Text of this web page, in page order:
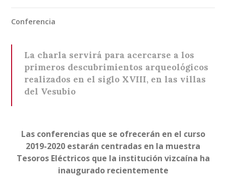
Conferencia
La charla servirá para acercarse a los
primeros descubrimientos arqueológicos
realizados en el siglo XVIII, en las villas
del Vesubio
Las conferencias que se ofrecerán en el curso
2019-2020 estarán centradas en la muestra
Tesoros Eléctricos que la institución vizcaína ha
inaugurado recientemente